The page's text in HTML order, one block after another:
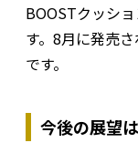
BOOSTクッシ
す。8月に発売
です。
今後の展望